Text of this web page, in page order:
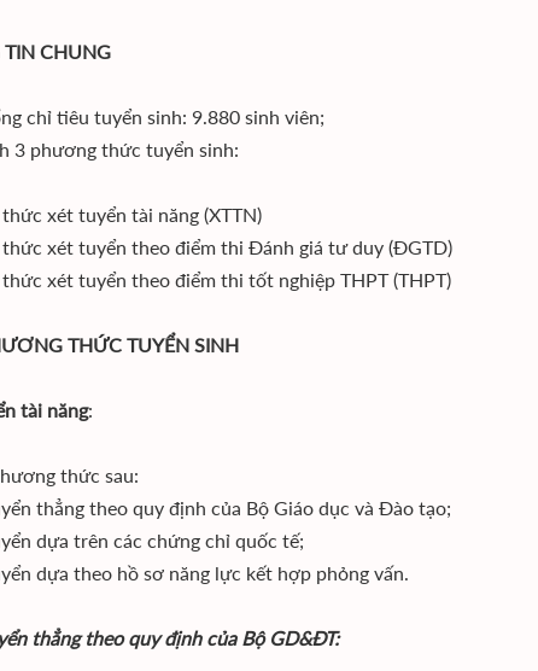
CHUNG
chỉ tiêu tuyển sinh: 9.880 sinh viên;
3 phương thức tuyển sinh:
xét tuyển tài năng (XTTN)
thức xét tuyển theo điểm thi Đánh giá tư duy (ĐGTD)
xét tuyển theo điểm thi tốt nghiệp THPT (THPT)
THỨC TUYỂN SINH
tài năng:
thức sau:
thẳng theo quy định của Bộ Giáo dục và Đào tạo;
dựa trên các chứng chỉ quốc tế;
dựa theo hồ sơ năng lực kết hợp phỏng vấn.
thẳng theo quy định của Bộ GD&ĐT: